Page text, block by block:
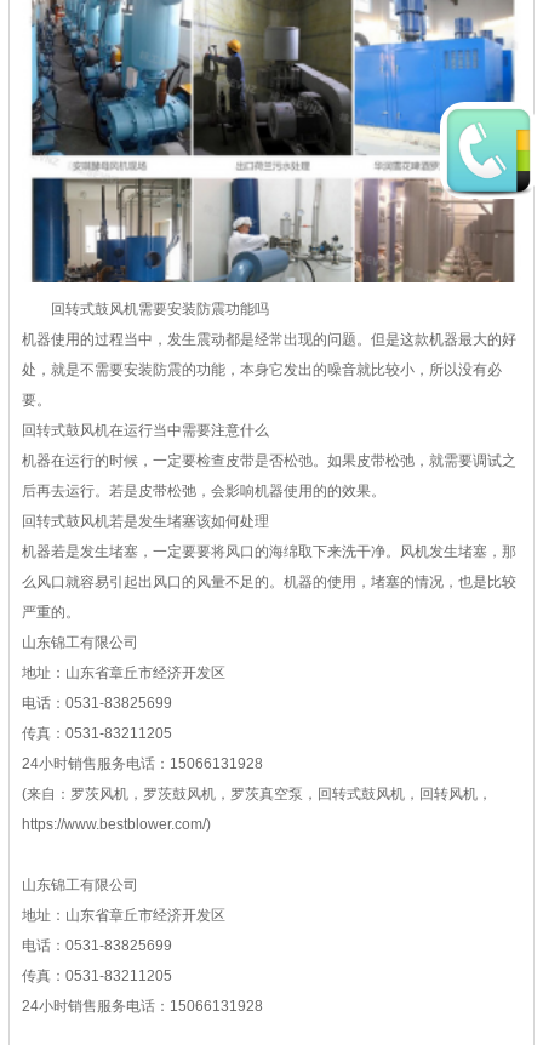
回转式鼓风机需要安装防震功能吗
机器使用的过程当中，发生震动都是经常出现的问题。但是这款机器最大的好
处，就是不需要安装防震的功能，本身它发出的噪音就比较小，所以没有必
要。
回转式鼓风机在运行当中需要注意什么
机器在运行的时候，一定要检查皮带是否松弛。如果皮带松弛，就需要调试之
后再去运行。若是皮带松弛，会影响机器使用的的效果。
回转式鼓风机若是发生堵塞该如何处理
机器若是发生堵塞，一定要要将风口的海绵取下来洗干净。风机发生堵塞，那
么风口就容易引起出风口的风量不足的。机器的使用，堵塞的情况，也是比较
严重的。
山东锦工有限公司
地址：山东省章丘市经济开发区
电话：0531-83825699
传真：0531-83211205
24小时销售服务电话：15066131928
(来自：罗茨风机，罗茨鼓风机，罗茨真空泵，回转式鼓风机，回转风机，
https://www.bestblower.com/)
山东锦工有限公司
地址：山东省章丘市经济开发区
电话：0531-83825699
传真：0531-83211205
24小时销售服务电话：15066131928